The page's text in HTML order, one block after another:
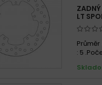
LT
: 5